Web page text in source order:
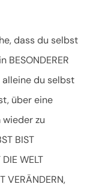
dass du selbst
BESONDERER
alleine du selbst
über eine
zu
BIST
WELT
VERÄNDERN,